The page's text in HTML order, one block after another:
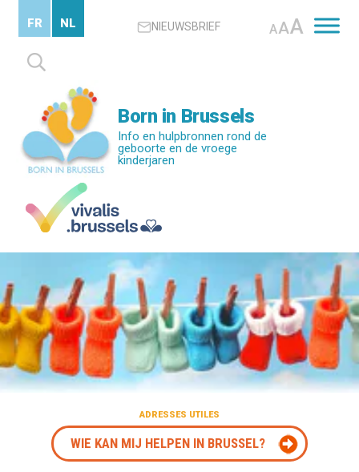
content
NIEUWSBRIEF AAA
Zoeken
naar:
FR NL
Born in Brussels
Info en hulpbronnen rond de
geboorte en de vroege
kinderjaren
ADRESSES UTILES
WIE KAN MIJ HELPEN IN BRUSSEL?